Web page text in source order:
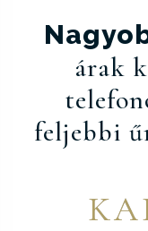
árak
feljebbi